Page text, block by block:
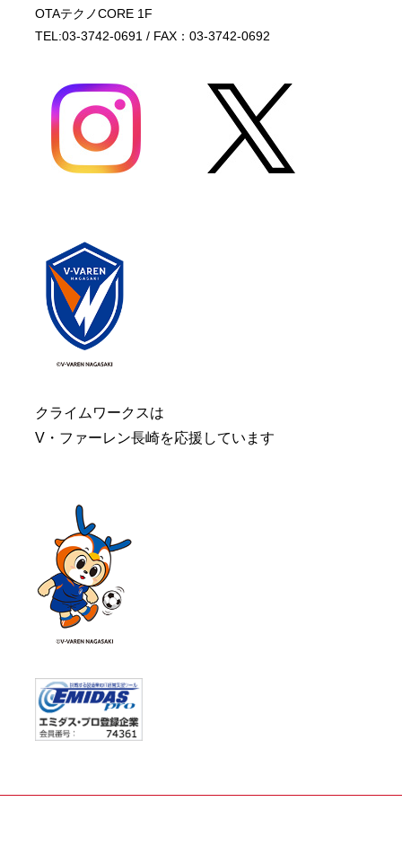
OTAテクノCORE 1F
TEL:03-3742-0691 / FAX：03-3742-0692
クライムワークスは
V・ファーレン長崎を応援しています